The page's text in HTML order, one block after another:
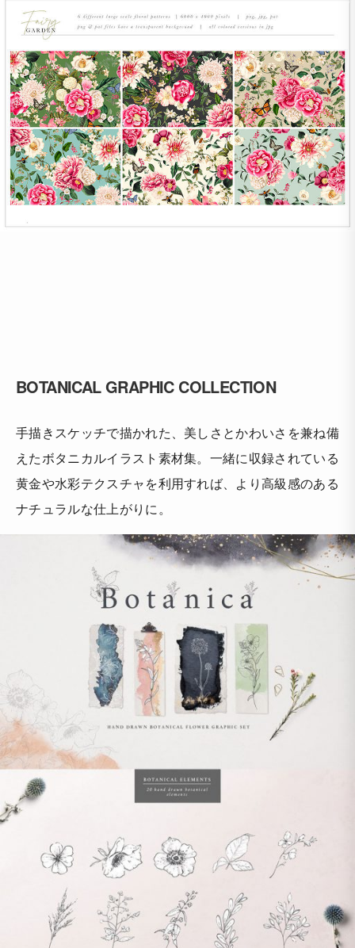
BOTANICAL GRAPHIC COLLECTION
手描きスケッチで描かれた、美しさとかわいさを兼ね備
えたボタニカルイラスト素材集。一緒に収録されている
黄金や水彩テクスチャを利用すれば、より高級感のある
ナチュラルな仕上がりに。